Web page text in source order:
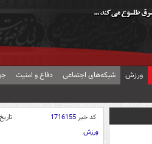
ورزش شبکه‌های اجتماعی دفاع و امنیت
کد خبر1716155
ورزش